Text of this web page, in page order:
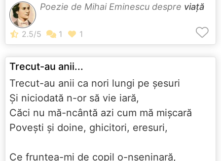
Poezie de Mihai Eminescu despre viață
Trecut-au anii...
Trecut-au anii ca nori lungi pe şesuri
Şi niciodată n-or să vie iară,
Căci nu mă-ncântă azi cum mă mişcară
Poveşti şi doine, ghicitori, eresuri,
Ce fruntea-mi de copil o-nseninară,